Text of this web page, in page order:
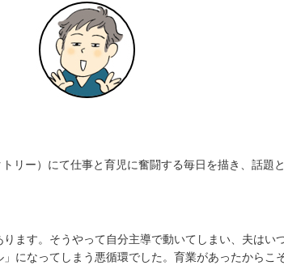
リー）にて仕事と育児に奮闘する毎日を描き、話題と
ます。そうやって自分主導で動いてしまい、夫はい
になってしまう悪循環でした。育業があったからこ